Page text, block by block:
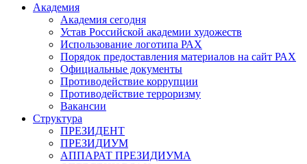
Академия
Академия сегодня
Устав Российской академии художеств
Использование логотипа РАХ
Порядок предоставления материалов на сайт РАХ
Официальные документы
Противодействие коррупции
Противодействие терроризму
Вакансии
Структура
ПРЕЗИДЕНТ
ПРЕЗИДИУМ
АППАРАТ ПРЕЗИДИУМА